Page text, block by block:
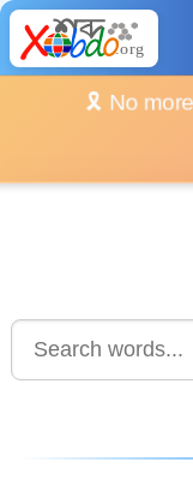
🎗️ No